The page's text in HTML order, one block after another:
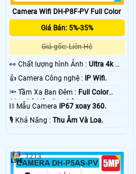
Camera Wifi DH-P8F-PV Full Color
Giá Bán: 5%-35%
Giá gốc: Liên Hệ
️👀 Chất lượng hình Ảnh : Ultra 4k 👍🏾
👍 Camera Công nghệ :
IP Wifi.
🔦 Tầm Xa Ban Đêm : Full Color
30m Có Màu Ban Ðêm.
⛓ Mẫu Camera
IP67 xoay 360.
️🎙 Khả Năng : Thu Âm Và Loa.
1213